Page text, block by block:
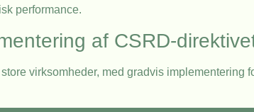
performance.
af CSRD-
virksomheder, med gradvis implementering